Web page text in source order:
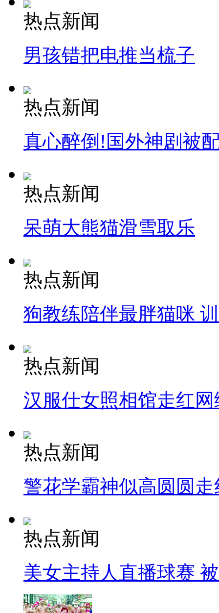
热点新闻
男孩错把电推当梳子
热点新闻
真心醉倒!国外神剧被
热点新闻
呆萌大熊猫滑雪取乐
热点新闻
狗教练陪伴最胖猫咪
热点新闻
汉服仕女照相馆走红网
热点新闻
警花学霸神似高圆圆走
热点新闻
美女主持人直播球赛